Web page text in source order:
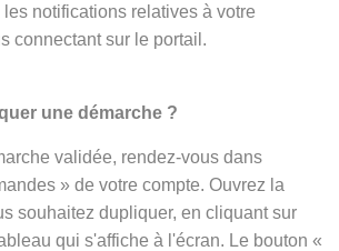
notifications relatives à votre
connectant sur le portail.
une démarche ?
validée, rendez-vous dans
» de votre compte. Ouvrez la
souhaitez dupliquer, en cliquant sur
qui s'affiche à l'écran. Le bouton «